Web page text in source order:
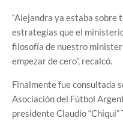
“Alejandra ya estaba sobre
estrategias que el
filosofía de nuestro
empezar de cero”, recalcó.
Finalmente fue consultada
Asociación del Fútbol
presidente Claudio